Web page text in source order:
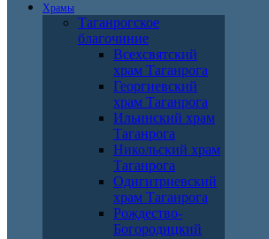
Храмы
Таганрогское
благочиние
Всехсвятский
храм Таганрога
Георгиевский
храм Таганрога
Ильинский храм
Таганрога
Никольский храм
Таганрога
Одигитриевский
храм Таганрога
Рождество-
Богородицкий